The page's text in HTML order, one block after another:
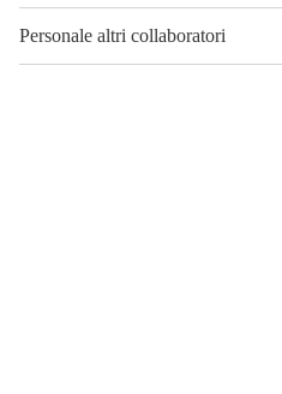
Personale altri collaboratori